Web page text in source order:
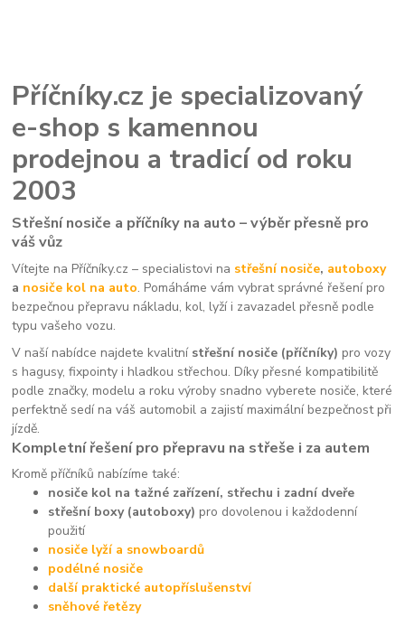
Příčníky.cz je specializovaný
e-shop s kamennou
prodejnou a tradicí od roku
2003
Střešní nosiče a příčníky na auto – výběr přesně pro
váš vůz
Vítejte na Příčníky.cz – specialistovi na střešní nosiče, autoboxy
a nosiče kol na auto. Pomáháme vám vybrat správné řešení pro
bezpečnou přepravu nákladu, kol, lyží i zavazadel přesně podle
typu vašeho vozu.
V naší nabídce najdete kvalitní střešní nosiče (příčníky) pro vozy
s hagusy, fixpointy i hladkou střechou. Díky přesné kompatibilitě
podle značky, modelu a roku výroby snadno vyberete nosiče, které
perfektně sedí na váš automobil a zajistí maximální bezpečnost při
jízdě.
Kompletní řešení pro přepravu na střeše i za autem
Kromě příčníků nabízíme také:
nosiče kol na tažné zařízení, střechu i zadní dveře
střešní boxy (autoboxy) pro dovolenou i každodenní
použití
nosiče lyží a snowboardů
podélné nosiče
další praktické autopříslušenství
sněhové řetězy